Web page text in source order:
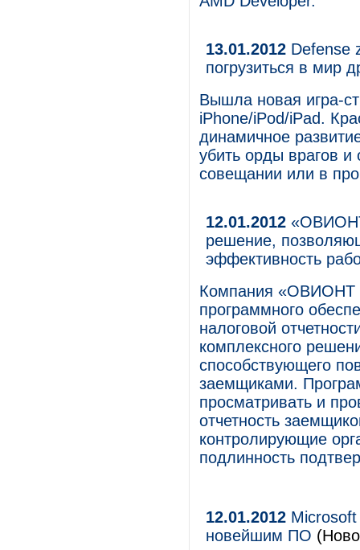
13.01.2012 Defense
погрузиться в мир
Вышла новая игра-
iPhone/iPod/iPad.
динамичное
убить орды врагов и
совещании или в
12.01.2012
решение,
эффективность
Компания «ОВИОНТ
программного
налоговой
комплексного
способствующего
заемщиками.
просматривать и
отчетность
контролирующие
подлинность
12.01.2012 Microsoft
новейшим ПО